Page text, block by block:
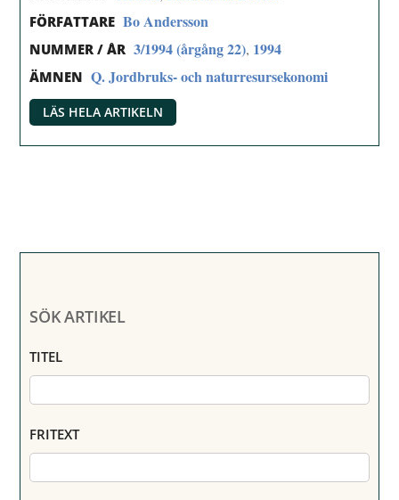
FÖRFATTARE Bo Andersson
NUMMER / ÅR 3/1994 (årgång 22), 1994
ÄMNEN Q. Jordbruks- och naturresursekonomi
LÄS HELA ARTIKELN
SÖK ARTIKEL
TITEL
FRITEXT